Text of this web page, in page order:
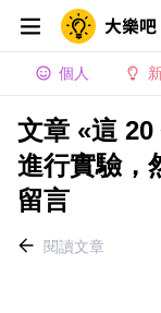
個人
文章 «這
進行實驗，
留言
閱讀文章